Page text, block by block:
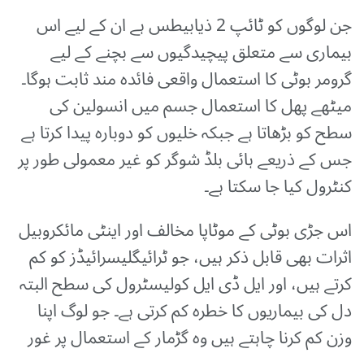
جن لوگوں کو ٹائپ 2 ذیابیطس ہے ان کے لیے اس
بیماری سے متعلق پیچیدگیوں سے بچنے کے لیے
گرومر بوٹی کا استعمال واقعی فائدہ مند ثابت ہوگا۔
میٹھے پھل کا استعمال جسم میں انسولین کی
سطح کو بڑھاتا ہے جبکہ خلیوں کو دوبارہ پیدا کرتا ہے
جس کے ذریعے ہائی بلڈ شوگر کو غیر معمولی طور پر
کنٹرول کیا جا سکتا ہے۔
اس جڑی بوٹی کے موٹاپا مخالف اور اینٹی مائکروبیل
اثرات بھی قابل ذکر ہیں، جو ٹرائیگلیسرائیڈز کو کم
کرتے ہیں، اور ایل ڈی ایل کولیسٹرول کی سطح البتہ
دل کی بیماریوں کا خطرہ کم کرتی ہے۔ جو لوگ اپنا
وزن کم کرنا چاہتے ہیں وہ گڑمار کے استعمال پر غور